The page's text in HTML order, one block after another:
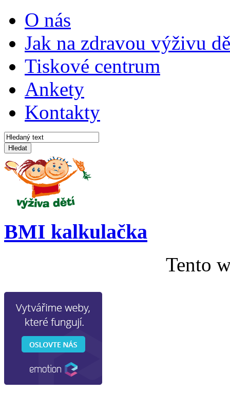
O nás
Jak na zdravou výživu
Tiskové centrum
Ankety
Kontakty
Hledat
BMI kalkulačka
Tento